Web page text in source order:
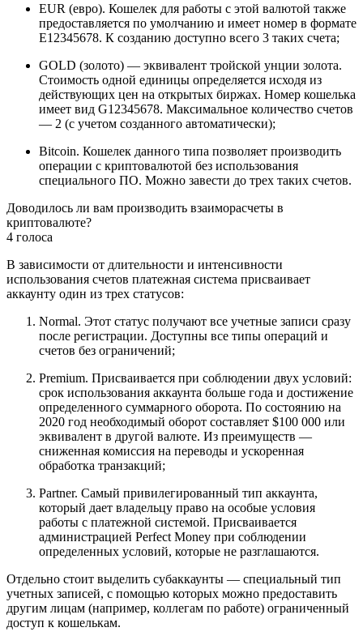
EUR (евро). Кошелек для работы с этой валютой также
предоставляется по умолчанию и имеет номер в формате
E12345678. К созданию доступно всего 3 таких счета;
GOLD (золото) — эквивалент тройской унции золота.
Стоимость одной единицы определяется исходя из
действующих цен на открытых биржах. Номер кошелька
имеет вид G12345678. Максимальное количество счетов
— 2 (с учетом созданного автоматически);
Bitcoin. Кошелек данного типа позволяет производить
операции с криптовалютой без использования
специального ПО. Можно завести до трех таких счетов.
Доводилось ли вам производить взаиморасчеты в
криптовалюте?
4 голоса
В зависимости от длительности и интенсивности
использования счетов платежная система присваивает
аккаунту один из трех статусов:
Normal. Этот статус получают все учетные записи сразу
после регистрации. Доступны все типы операций и
счетов без ограничений;
Premium. Присваивается при соблюдении двух условий:
срок использования аккаунта больше года и достижение
определенного суммарного оборота. По состоянию на
2020 год необходимый оборот составляет $100 000 или
эквивалент в другой валюте. Из преимуществ —
сниженная комиссия на переводы и ускоренная
обработка транзакций;
Partner. Самый привилегированный тип аккаунта,
который дает владельцу право на особые условия
работы с платежной системой. Присваивается
администрацией Perfect Money при соблюдении
определенных условий, которые не разглашаются.
Отдельно стоит выделить субаккаунты — специальный тип
учетных записей, с помощью которых можно предоставить
другим лицам (например, коллегам по работе) ограниченный
доступ к кошелькам.